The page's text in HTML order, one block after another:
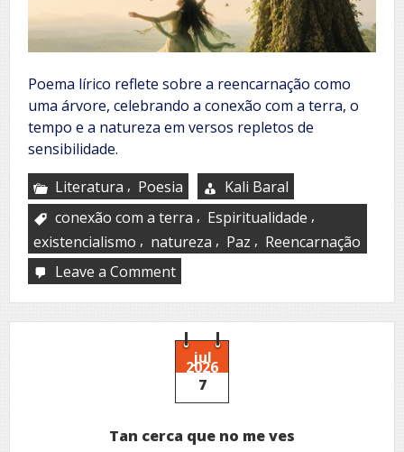
Poema lírico reflete sobre a reencarnação como
uma árvore, celebrando a conexão com a terra, o
tempo e a natureza em versos repletos de
sensibilidade.
Literatura , Poesia
Kali Baral
conexão com a terra , Espiritualidade ,
existencialismo , natureza , Paz , Reencarnação
Leave a Commenton
jul
2026
7
Tan cerca que no me ves